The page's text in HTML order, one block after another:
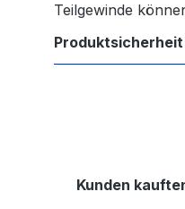
Teilgewinde
Produktsicherheit
Produktgalerie
Kunden